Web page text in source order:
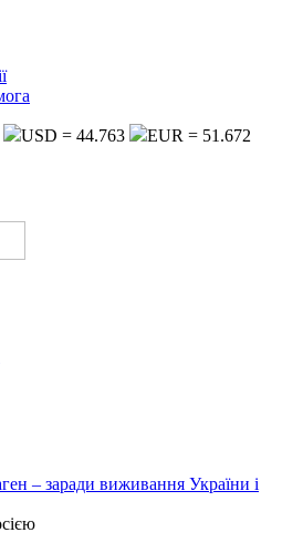
USD = 44.763
EUR = 51.672
– заради виживання України і